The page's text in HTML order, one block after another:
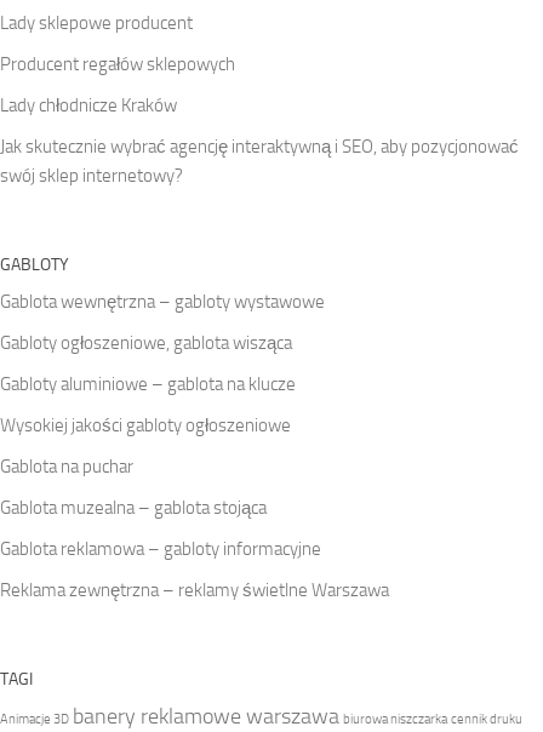
Lady sklepowe producent
Producent regałów sklepowych
Lady chłodnicze Kraków
Jak skutecznie wybrać agencję interaktywną i SEO, aby pozycjonować
swój sklep internetowy?
GABLOTY
Gablota wewnętrzna – gabloty wystawowe
Gabloty ogłoszeniowe, gablota wisząca
Gabloty aluminiowe – gablota na klucze
Wysokiej jakości gabloty ogłoszeniowe
Gablota na puchar
Gablota muzealna – gablota stojąca
Gablota reklamowa – gabloty informacyjne
Reklama zewnętrzna – reklamy świetlne Warszawa
TAGI
Animacje 3D banery reklamowe warszawa biurowa niszczarka cennik druku